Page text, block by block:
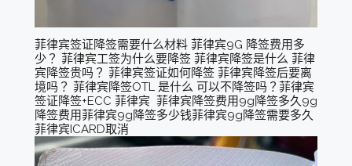
菲律宾签证降签需要什么材料 菲律宾9G 降签费用多
少？ 菲律宾工签为什么要降签 菲律宾降签是什么 菲律
宾降签贵吗？ 菲律宾签证如何降签 菲律宾降签后要离
境吗？ 菲律宾降签OTL 是什么 可以不降签吗？菲律宾
签证降签+ECC 菲律宾 菲律宾降签费用9g降签多久9g
降签费用菲律宾9g降签多少钱菲律宾9g降签需要多久
菲律宾ICARD取消